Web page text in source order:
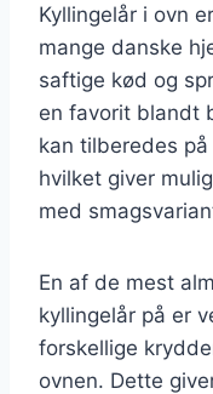
Kyllingelår i ovn
mange danske
saftige kød og
en favorit blandt
kan tilberedes
hvilket giver
med
En af de mest
kyllingelår på er
forskellige
ovnen. Dette